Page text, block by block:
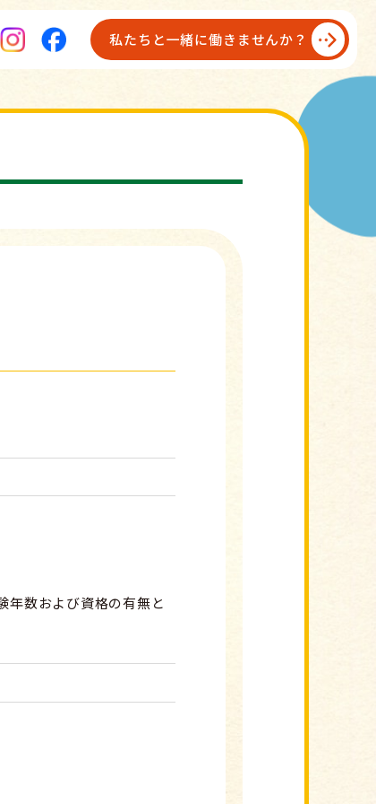
私たちと一緒に働きませんか？
年数および資格の有無と